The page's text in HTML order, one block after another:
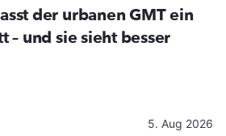
der urbanen GMT ein
– und sie sieht besser
5. Aug 2026